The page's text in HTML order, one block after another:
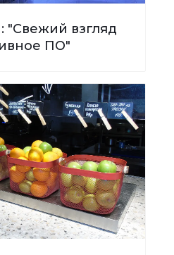
"Свежий взгляд
ПО"